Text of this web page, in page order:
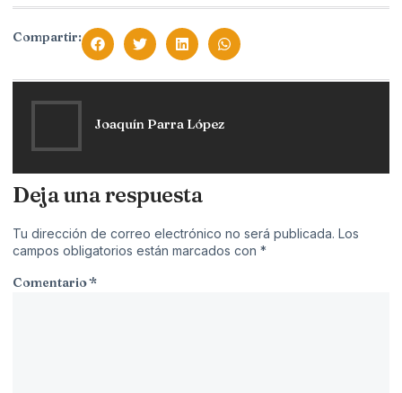
Compartir:
Joaquín Parra López
Deja una respuesta
Tu dirección de correo electrónico no será publicada. Los
campos obligatorios están marcados con *
Comentario*